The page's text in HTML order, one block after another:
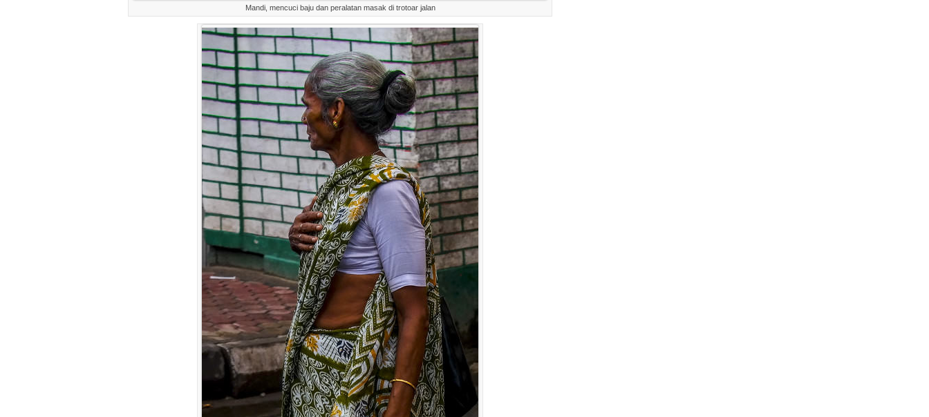
Mandi, mencuci baju dan peralatan masak di trotoar jalan